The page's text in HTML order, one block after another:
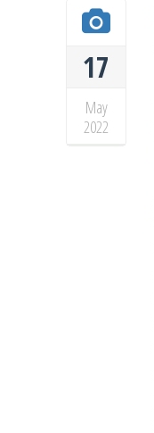
17
May
2022